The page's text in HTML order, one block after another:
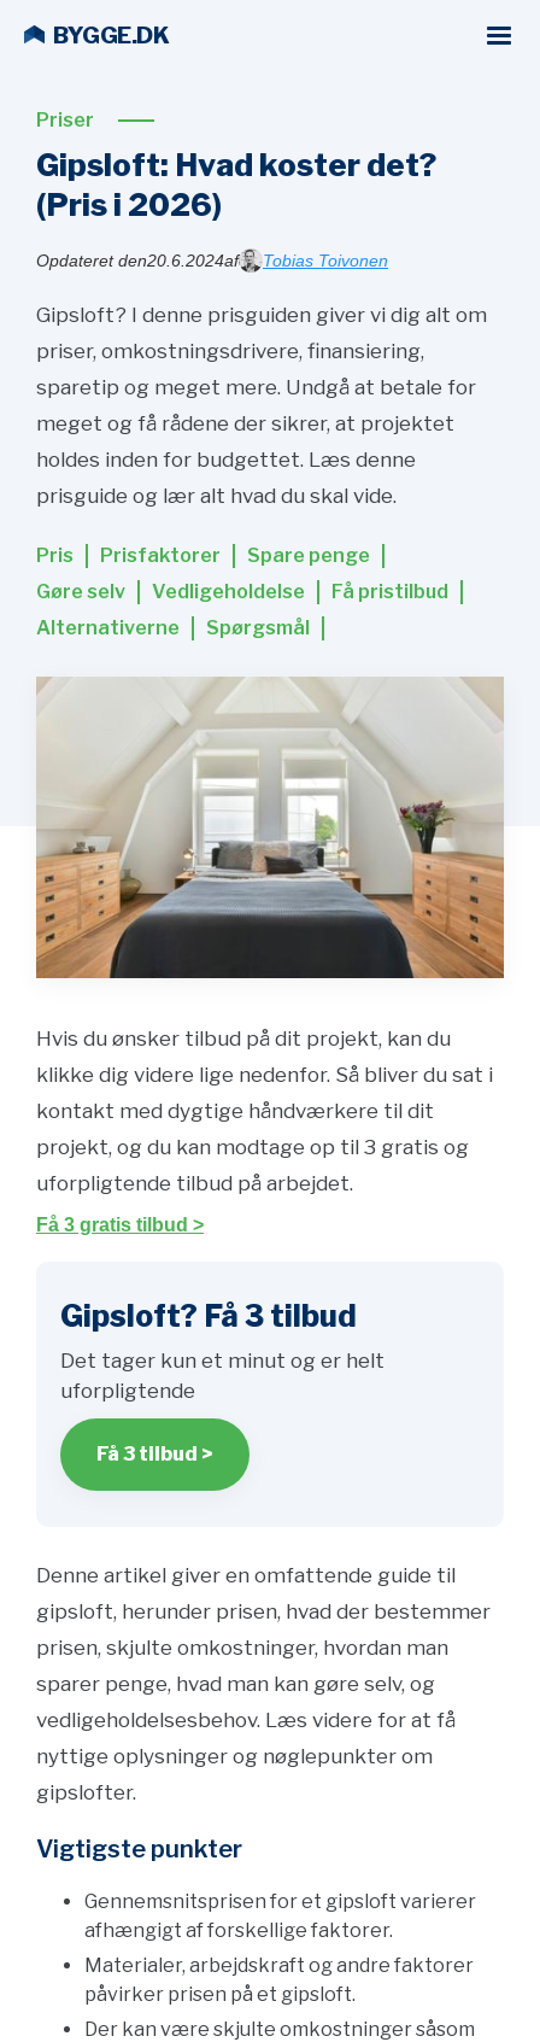
BYGGE.DK
Priser
Gipsloft: Hvad koster det?
(Pris i 2026)
Opdateret den20.6.2024af Tobias Toivonen
Gipsloft? I denne prisguiden giver vi dig alt om
priser, omkostningsdrivere, finansiering,
sparetip og meget mere. Undgå at betale for
meget og få rådene der sikrer, at projektet
holdes inden for budgettet. Læs denne
prisguide og lær alt hvad du skal vide.
Pris Prisfaktorer
Spare penge
Gøre selv
Vedligeholdelse
Få pristilbud
Alternativerne
Spørgsmål
Hvis du ønsker tilbud på dit projekt, kan du
klikke dig videre lige nedenfor. Så bliver du sat i
kontakt med dygtige håndværkere til dit
projekt, og du kan modtage op til 3 gratis og
uforpligtende tilbud på arbejdet.
Få 3 gratis tilbud >
Gipsloft? Få 3 tilbud
Det tager kun et minut og er helt
uforpligtende
Få 3 tilbud >
Denne artikel giver en omfattende guide til
gipsloft, herunder prisen, hvad der bestemmer
prisen, skjulte omkostninger, hvordan man
sparer penge, hvad man kan gøre selv, og
vedligeholdelsesbehov. Læs videre for at få
nyttige oplysninger og nøglepunkter om
gipslofter.
Vigtigste punkter
Gennemsnitsprisen for et gipsloft varierer
afhængigt af forskellige faktorer.
Materialer, arbejdskraft og andre faktorer
påvirker prisen på et gipsloft.
Der kan være skjulte omkostninger såsom